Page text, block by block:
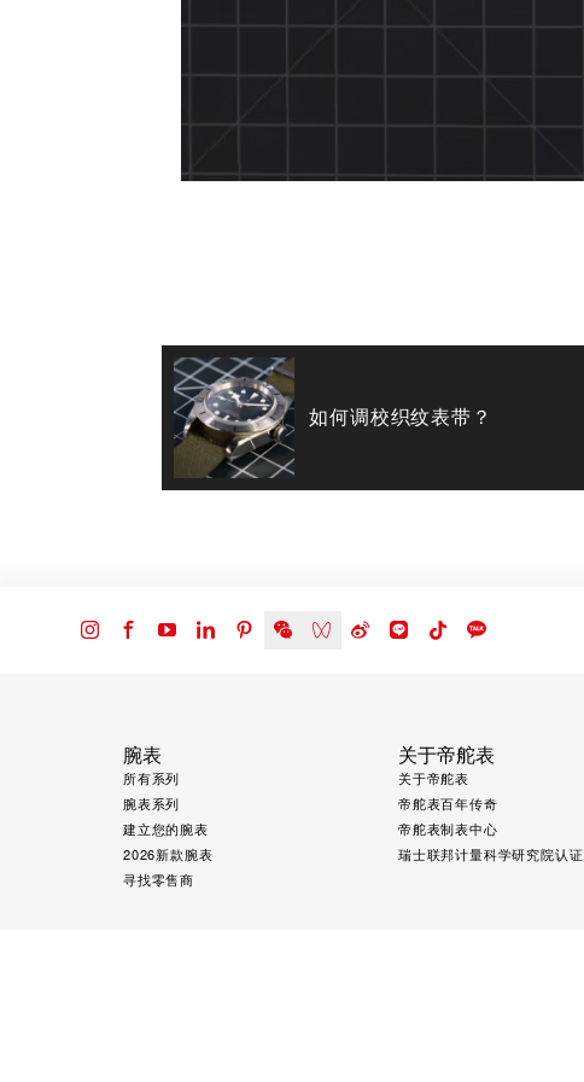
如何调校织纹表带？
腕表
所有系列
腕表系列
建立您的腕表
2026新款腕表
寻找零售商
关于帝舵表
关于帝舵表
帝舵表百年传奇
帝舵表制表中心
瑞士联邦计量科学研究院认证